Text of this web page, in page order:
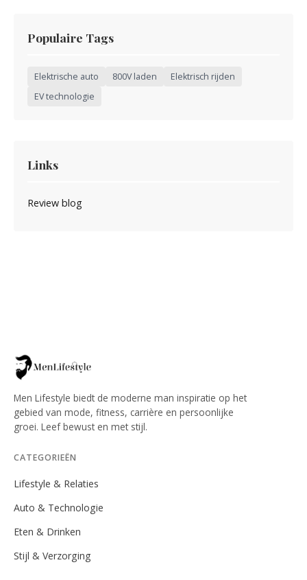
Populaire Tags
Elektrische auto 800V laden
Elektrisch rijden
EV technologie
Links
Review blog
Men Lifestyle biedt de moderne man inspiratie op het
gebied van mode, fitness, carrière en persoonlijke
groei. Leef bewust en met stijl.
CATEGORIEËN
Lifestyle & Relaties
Auto & Technologie
Eten & Drinken
Stijl & Verzorging